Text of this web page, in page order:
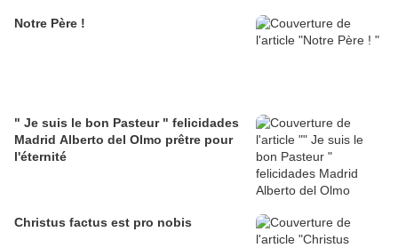
Notre Père !
" Je suis le bon Pasteur " felicidades
Madrid Alberto del Olmo prêtre pour
l'éternité
Christus factus est pro nobis